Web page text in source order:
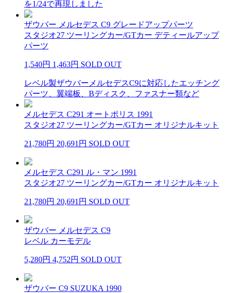
を1/24で再現しました
ザウバー メルセデス C9 グレードアップパーツ
スタジオ27 ツーリングカー/GTカー デティールアップ
パーツ
1,540円 1,463円 SOLD OUT
レベル製ザウバーメルセデスC9に対応したエッチング
パーツ、翼端板、Bディスク、ファスナー類など
メルセデス C291 オートポリス 1991
スタジオ27 ツーリングカー/GTカー オリジナルキット
21,780円 20,691円 SOLD OUT
メルセデス C291 ル・マン 1991
スタジオ27 ツーリングカー/GTカー オリジナルキット
21,780円 20,691円 SOLD OUT
ザウバー メルセデス C9
レベル カーモデル
5,280円 4,752円 SOLD OUT
ザウバー C9 SUZUKA 1990